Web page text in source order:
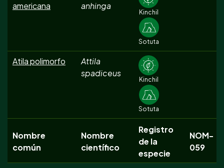
americana
anhinga
Kinchil
Sotuta
Atila polimorfo
Attila
spadiceus
Kinchil
Sotuta
Nombre
común
Nombre
científico
Registro
de la
especie
NOM-
059